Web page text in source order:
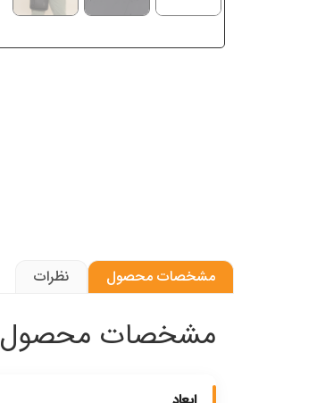
مشخصات محصول نظرات
مشخصات محصول